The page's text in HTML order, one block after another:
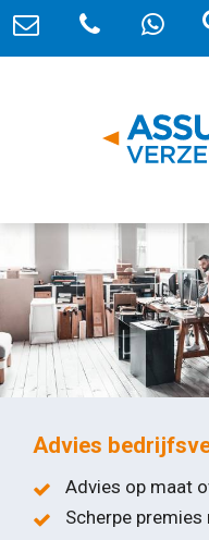
Advies
Advies op maat
Scherpe